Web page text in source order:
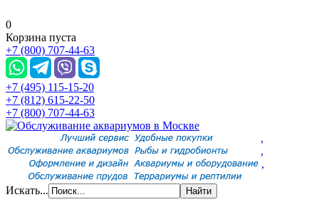
0
Корзина пуста
+7 (800) 707-44-63
+7 (495) 115-15-20
+7 (812) 615-22-50
+7 (800) 707-44-63
,
,
,
Искать...